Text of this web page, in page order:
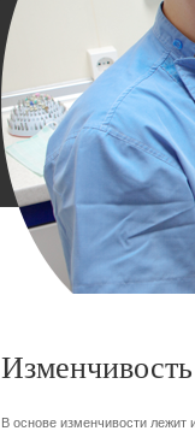
В основе изменчивости лежит